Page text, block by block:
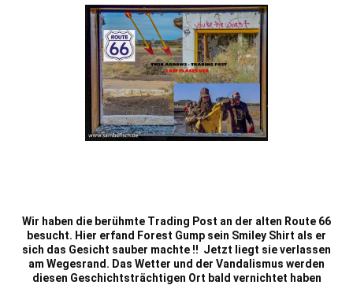
Wir haben die berühmte Trading Post an der alten Route 66
besucht. Hier erfand Forest Gump sein Smiley Shirt als er
sich das Gesicht sauber machte !! Jetzt liegt sie verlassen
am Wegesrand. Das Wetter und der Vandalismus werden
diesen Geschichtsträchtigen Ort bald vernichtet haben